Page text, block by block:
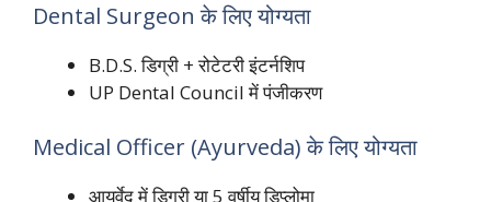
Dental Surgeon के लिए योग्यता
B.D.S. डिग्री + रोटेटरी इंटर्नशिप
UP Dental Council में पंजीकरण
Medical Officer (Ayurveda) के लिए योग्यता
आयुर्वेद में डिग्री या 5 वर्षीय डिप्लोमा